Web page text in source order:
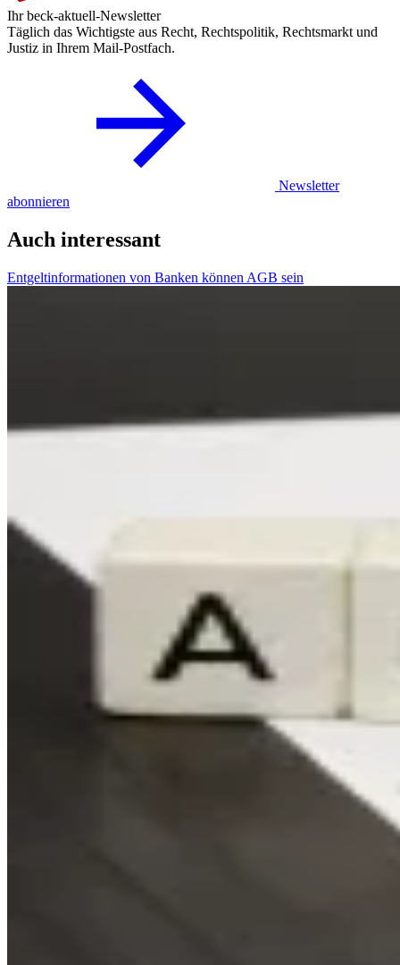
Ihr beck-aktuell-Newsletter
Täglich das Wichtigste aus Recht, Rechtspolitik, Rechtsmarkt und
Justiz in Ihrem Mail-Postfach.
Newsletter
abonnieren
Auch interessant
Entgeltinformationen von Banken können AGB sein